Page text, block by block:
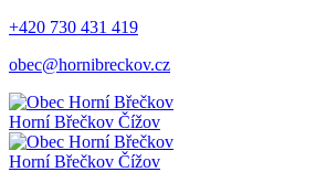
+420 730 431 419
obec@hornibreckov.cz
Horní Břečkov Čížov
Horní Břečkov Čížov